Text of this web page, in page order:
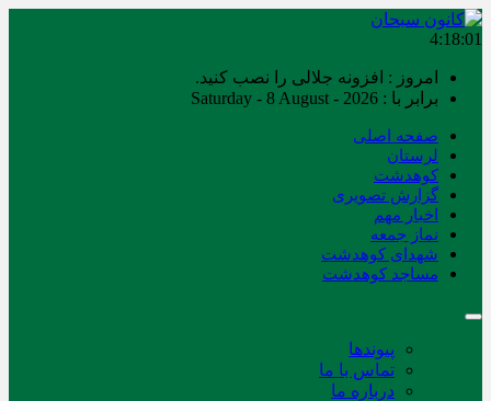
4:18:01
امروز : افزونه جلالی را نصب کنید.
برابر با : Saturday - 8 August - 2026
صفحه اصلی
لرستان
کوهدشت
گزارش تصویری
اخبار مهم
نماز جمعه
شهدای کوهدشت
مساجد کوهدشت
پیوندها
تماس با ما
درباره ما